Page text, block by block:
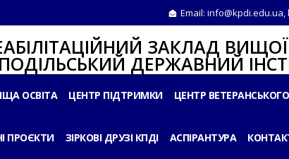
Email: info@kpdi.edu.ua,
ЗАКЛАД ВИЩОЇ
ДЕРЖАВНИЙ
ОСВІТА ЦЕНТР ПІДТРИМКИ ЦЕНТР
ПРОЄКТИ ЗІРКОВІ ДРУЗІ КПДІ АСПІРАНТУРА